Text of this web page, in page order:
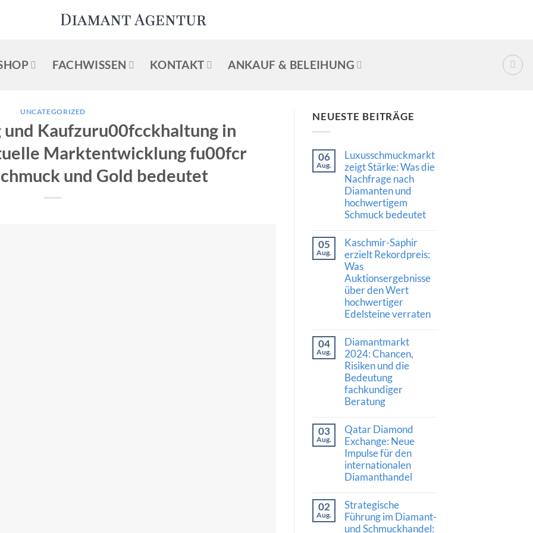
FACHWISSEN KONTAKT ANKAUF & BELEIHUNG
UNCATEGORIZED
Kaufzuru00fcckhaltung in
Marktentwicklung fu00fcr
und Gold bedeutet
NEUESTE BEITRÄGE
06
Aug.
Luxusschmuckmarkt
zeigt Stärke: Was die
Nachfrage nach
Diamanten und
hochwertigem
Schmuck bedeutet
zu
Luxusschmuckmarkt
zeigt
Stärke:
Was
die
Nachfrage
nach
Diamanten
und
bedeutet
05
Aug.
Kaschmir-Saphir
erzielt Rekordpreis:
Was
Auktionsergebnisse
über den Wert
hochwertiger
Edelsteine verraten
zu
Kaschmir-
Saphir
erzielt
Rekordpreis:
Was
Auktionsergebnisse
über
hochwertiger
Edelsteine
verraten
04
Aug.
Diamantmarkt
2024: Chancen,
Risiken und die
Bedeutung
fachkundiger
Beratung
zu
Diamantmarkt
2024:
Chancen,
Risiken
und
die
Beratung
03
Aug.
Qatar Diamond
Exchange: Neue
Impulse für den
internationalen
Diamanthandel
zu
Qatar
Diamond
Exchange:
02
Aug.
Strategische
Führung im Diamant-
und Schmuckhandel: